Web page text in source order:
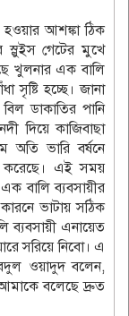
হওয়ার আশঙ্কা ঠিক
স্লুইস গেটের মুখে
খুলনার এক বালি
সৃষ্টি হচ্ছে। জানা
ডাকাতির পানি
দিয়ে কাজিবাছা
অতি ভারি বর্ষনে
করেছে। এই সময়
বালি ব্যবসায়ীর
ভাটায় সঠিক
ব্যবসায়ী এনায়েত
সরিয়ে নিবো। এ
ওয়াদুদ বলেন,
বলেছে দ্রুত